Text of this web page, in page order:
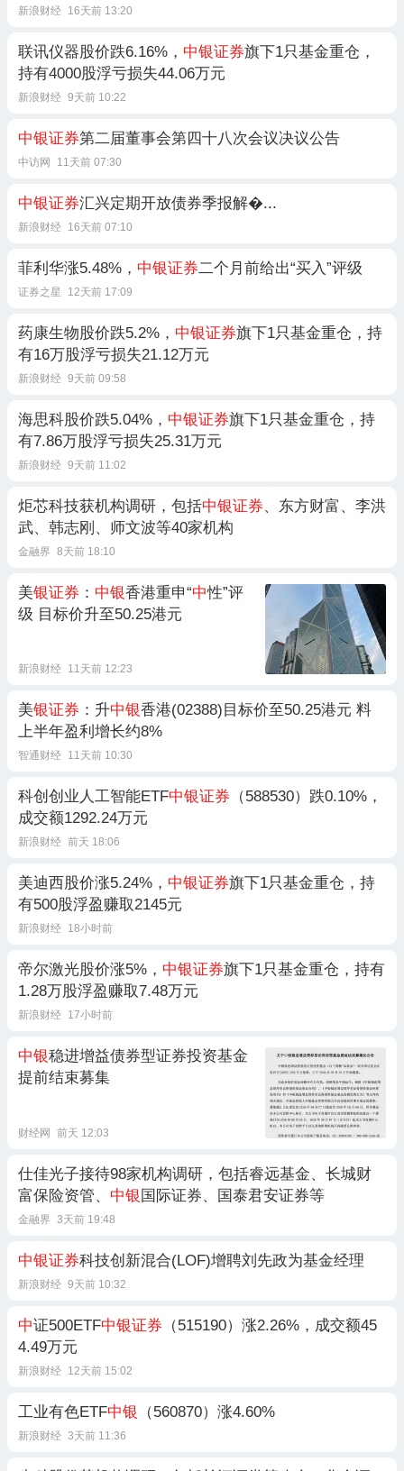
新浪财经 16天前 13:20
联讯仪器股价跌6.16%， 中银证券旗下1只基金重仓，
持有4000股浮亏损失44.06万元
新浪财经 9天前 10:22
中银证券第二届董事会第四十八次会议决议公告
中访网 11天前 07:30
中银证券汇兴定期开放债券季报解�...
新浪财经 16天前 07:10
菲利华涨5.48%， 中银证券二个月前给出“买入”评级
证券之星 12天前 17:09
药康生物股价跌5.2%， 中银证券旗下1只基金重仓，持
有16万股浮亏损失21.12万元
新浪财经 9天前 09:58
海思科股价跌5.04%， 中银证券旗下1只基金重仓，持
有7.86万股浮亏损失25.31万元
新浪财经 9天前 11:02
炬芯科技获机构调研，包括中银证券、东方财富、李洪
武、韩志刚、师文波等40家机构
金融界 8天前 18:10
美银证券 ： 中银香港重申“中性”评
级 目标价升至50.25港元
新浪财经 11天前 12:23
美银证券 ：升中银香港(02388)目标价至50.25港元 料
上半年盈利增长约8%
智通财经 11天前 10:30
科创创业人工智能ETF中银证券 （588530）跌0.10%，
成交额1292.24万元
新浪财经 前天 18:06
美迪西股价涨5.24%， 中银证券旗下1只基金重仓，持
有500股浮盈赚取2145元
新浪财经 18小时前
帝尔激光股价涨5%， 中银证券旗下1只基金重仓，持有
1.28万股浮盈赚取7.48万元
新浪财经 17小时前
中银稳进增益债券型证券投资基金
提前结束募集
财经网 前天 12:03
仕佳光子接待98家机构调研，包括睿远基金、长城财
富保险资管、 中银 国际证券、国泰君安证券等
金融界 3天前 19:48
中银证券科技创新混合(LOF)增聘刘先政为基金经理
新浪财经 9天前 10:32
中证500ETF中银证券 （515190）涨2.26%，成交额45
4.49万元
新浪财经 12天前 15:02
工业有色ETF中银 （560870）涨4.60%
新浪财经 3天前 11:36